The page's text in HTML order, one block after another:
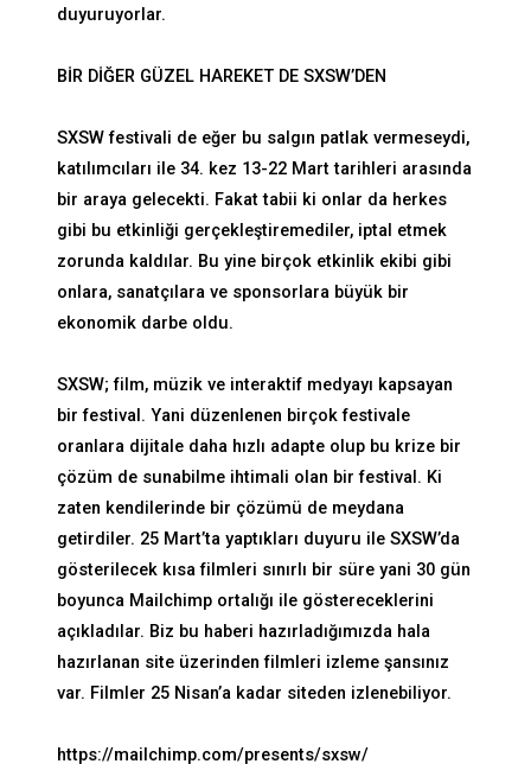
duyuruyorlar.
BİR DİĞER GÜZEL HAREKET DE SXSW’DEN
SXSW festivali de eğer bu salgın patlak vermeseydi,
katılımcıları ile 34. kez 13-22 Mart tarihleri arasında
bir araya gelecekti. Fakat tabii ki onlar da herkes
gibi bu etkinliği gerçekleştiremediler, iptal etmek
zorunda kaldılar. Bu yine birçok etkinlik ekibi gibi
onlara, sanatçılara ve sponsorlara büyük bir
ekonomik darbe oldu.
SXSW; film, müzik ve interaktif medyayı kapsayan
bir festival. Yani düzenlenen birçok festivale
oranlara dijitale daha hızlı adapte olup bu krize bir
çözüm de sunabilme ihtimali olan bir festival. Ki
zaten kendilerinde bir çözümü de meydana
getirdiler. 25 Mart’ta yaptıkları duyuru ile SXSW’da
gösterilecek kısa filmleri sınırlı bir süre yani 30 gün
boyunca Mailchimp ortalığı ile göstereceklerini
açıkladılar. Biz bu haberi hazırladığımızda hala
hazırlanan site üzerinden filmleri izleme şansınız
var. Filmler 25 Nisan’a kadar siteden izlenebiliyor.
https://mailchimp.com/presents/sxsw/